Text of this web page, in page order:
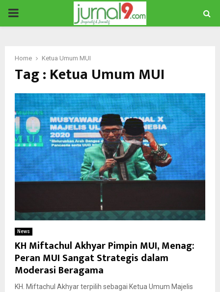
PRIMARY
Home Ketua Umum MUI
Tag : Ketua Umum MUI
News
KH Miftachul Akhyar Pimpin MUI, Menag:
Peran MUI Sangat Strategis dalam
Moderasi Beragama
KH. Miftachul Akhyar terpilih sebagai Ketua Umum Majelis